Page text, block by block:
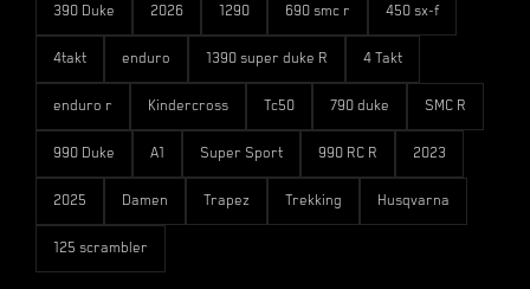
390 Duke 2026 1290 690 smc r 450 sx-f
4takt enduro 1390 super duke R 4 Takt
enduro r Kindercross Tc50 790 duke SMC R
990 Duke A1 Super Sport 990 RC R 2023
2025 Damen Trapez Trekking Husqvarna
125 scrambler